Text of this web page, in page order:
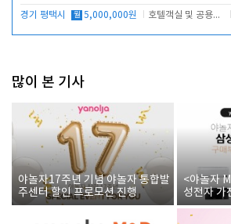
경기 평택시 월 5,000,000원 호텔객실 및 공용시설 청소 관리
많이 본 기사
야놀자17주년 기념 야놀자 통합발
주센터 할인 프로모션 진행
<야놀자
성전자 가